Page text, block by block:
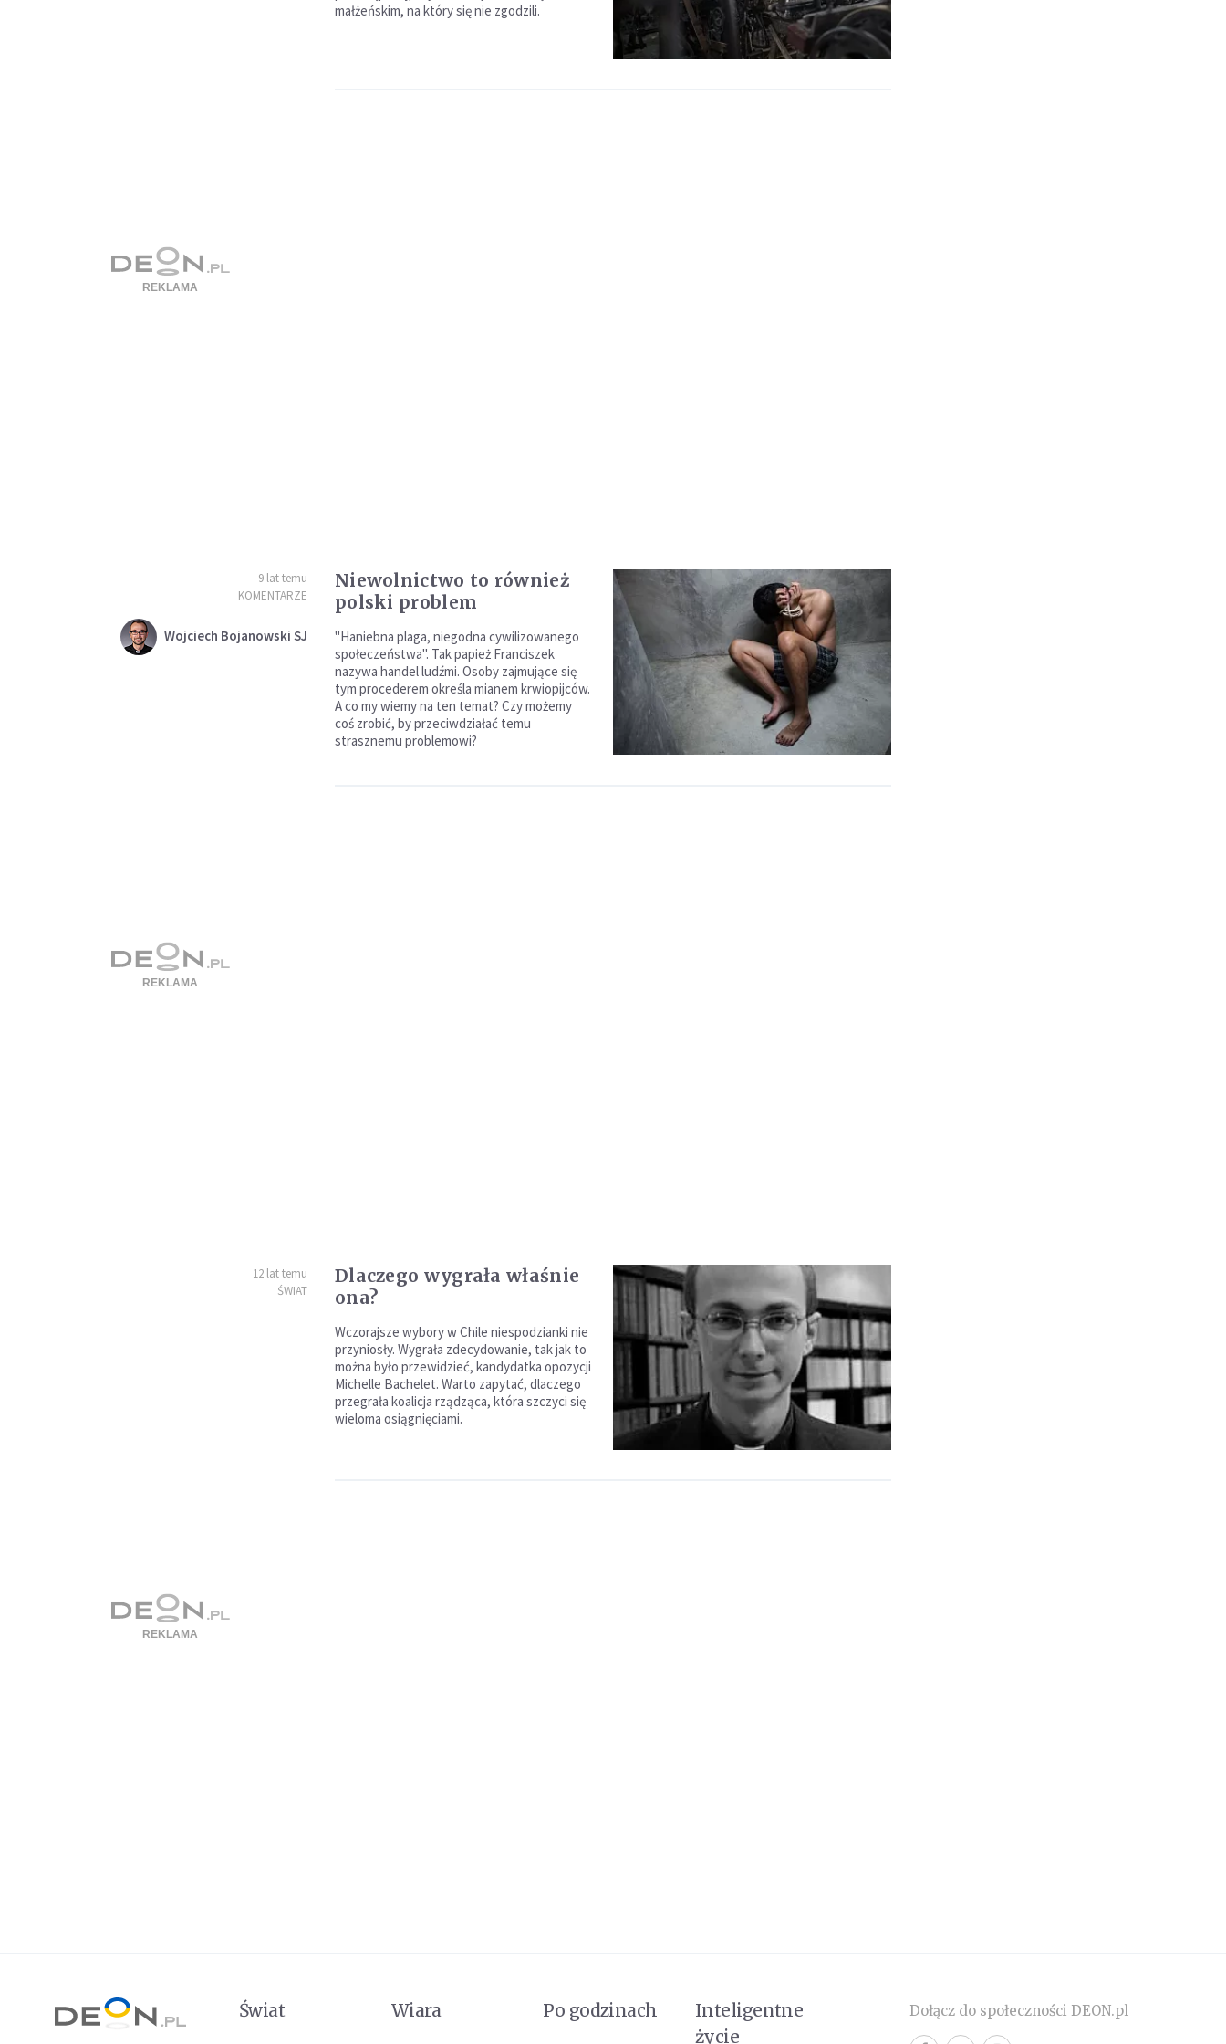
małżeńskim, na który się nie zgodzili.
9 lat temu
KOMENTARZE
Wojciech Bojanowski SJ
Niewolnictwo to również
polski problem
"Haniebna plaga, niegodna cywilizowanego
społeczeństwa". Tak papież Franciszek
nazywa handel ludźmi. Osoby zajmujące się
tym procederem określa mianem krwiopijców.
A co my wiemy na ten temat? Czy możemy
coś zrobić, by przeciwdziałać temu
strasznemu problemowi?
12 lat temu
ŚWIAT
Dlaczego wygrała właśnie
ona?
Wczorajsze wybory w Chile niespodzianki nie
przyniosły. Wygrała zdecydowanie, tak jak to
można było przewidzieć, kandydatka opozycji
Michelle Bachelet. Warto zapytać, dlaczego
przegrała koalicja rządząca, która szczyci się
wieloma osiągnięciami.
Świat Wiara Po godzinach
Inteligentne
życie
Dołącz do społeczności DEON.pl